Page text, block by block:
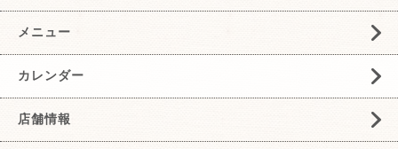
メニュー
カレンダー
店舗情報